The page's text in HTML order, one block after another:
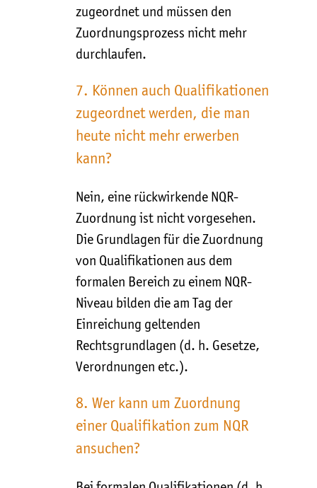
zugeordnet und müssen den
Zuordnungsprozess nicht mehr
durchlaufen.
7. Können auch Qualifikationen
zugeordnet werden, die man
heute nicht mehr erwerben
kann?
Nein, eine rückwirkende NQR-
Zuordnung ist nicht vorgesehen.
Die Grundlagen für die Zuordnung
von Qualifikationen aus dem
formalen Bereich zu einem NQR-
Niveau bilden die am Tag der
Einreichung geltenden
Rechtsgrundlagen (d. h. Gesetze,
Verordnungen etc.).
8. Wer kann um Zuordnung
einer Qualifikation zum NQR
ansuchen?